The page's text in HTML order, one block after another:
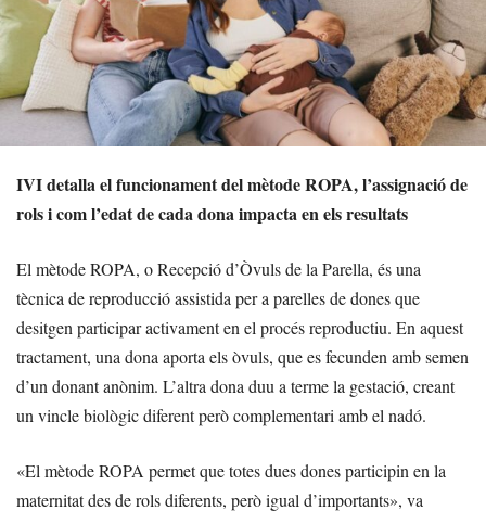
IVI detalla el funcionament del mètode ROPA, l’assignació de
rols i com l’edat de cada dona impacta en els resultats
El mètode ROPA, o Recepció d’Òvuls de la Parella, és una
tècnica de reproducció assistida per a parelles de dones que
desitgen participar activament en el procés reproductiu. En aquest
tractament, una dona aporta els òvuls, que es fecunden amb semen
d’un donant anònim. L’altra dona duu a terme la gestació, creant
un vincle biològic diferent però complementari amb el nadó.
«El mètode ROPA permet que totes dues dones participin en la
maternitat des de rols diferents, però igual d’importants», va